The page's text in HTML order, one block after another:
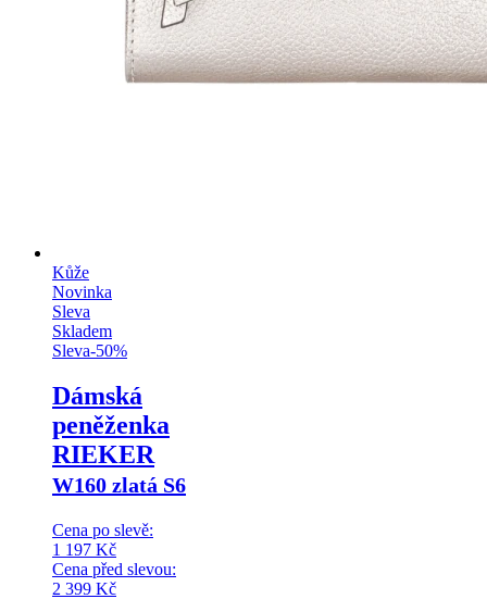
Kůže
Novinka
Sleva
Skladem
Sleva-50%
Dámská
peněženka
RIEKER
W160 zlatá S6
Cena po slevě:
1 197 Kč
Cena před slevou:
2 399 Kč